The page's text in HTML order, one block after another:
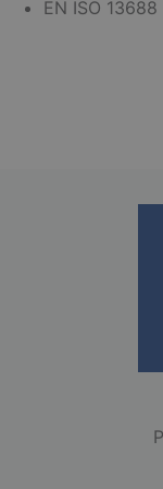
EN ISO 13688
website
strikt